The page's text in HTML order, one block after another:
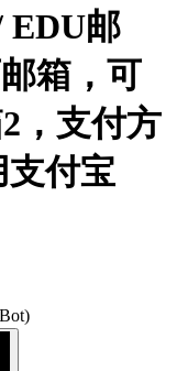
EDU邮
箱，可
，支付方
支付宝
)